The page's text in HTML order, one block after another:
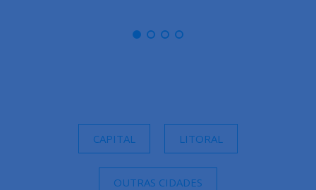
CAPITAL LITORAL
OUTRAS CIDADES